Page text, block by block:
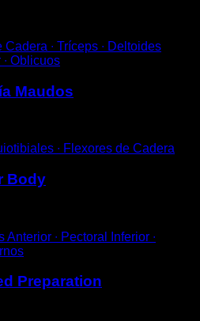
∙ Tríceps ∙ Deltoides
∙ Oblicuos
Maudos
∙ Flexores de Cadera
Body
Anterior ∙ Pectoral Inferior ∙
Preparation